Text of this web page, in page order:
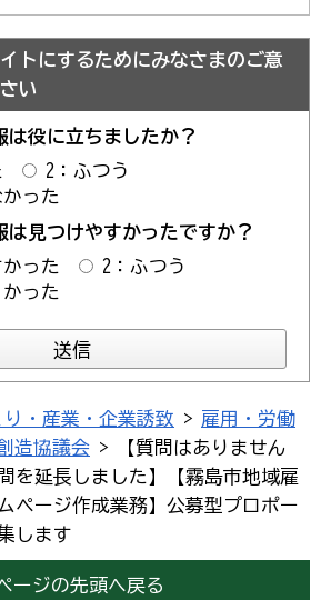
トにするためにみなさまのご意
い
は役に立ちましたか？
2：ふつう
った
は見つけやすかったですか？
った
2：ふつう
った
り・産業・企業誘致 > 雇用・労働
造協議会 > 【質問はありません
を延長しました】【霧島市地域雇
ページ作成業務】公募型プロポー
します
ージの先頭へ戻る